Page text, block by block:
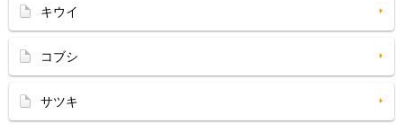
キウイ
コブシ
サツキ